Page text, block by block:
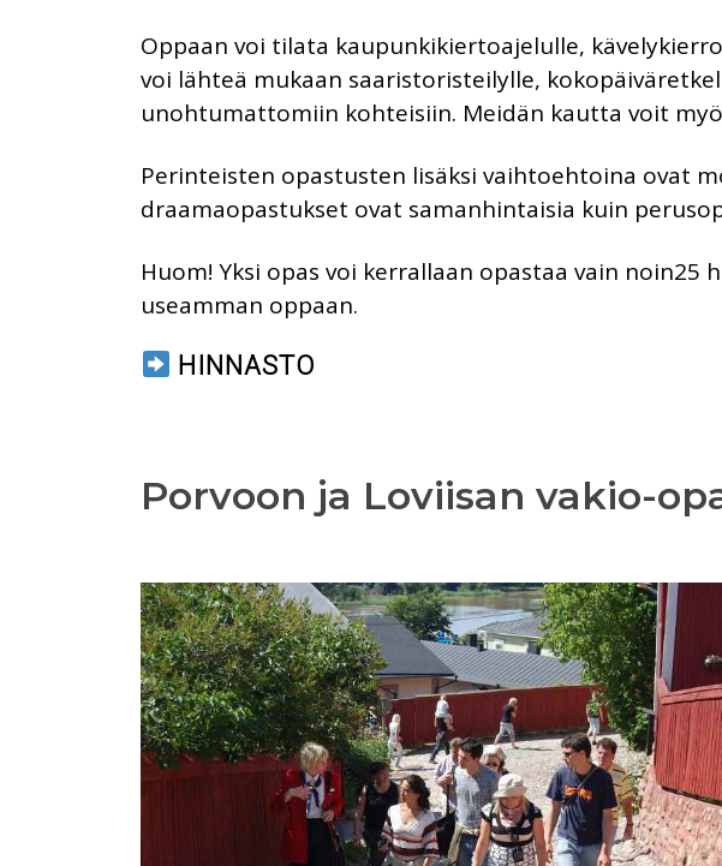
Oppaan voi tilata kaupunkikiertoajelulle,
voi lähteä mukaan saaristoristeilylle,
unohtumattomiin kohteisiin. Meidän kautta voit
Perinteisten opastusten lisäksi vaihtoehtoina ovat
draamaopastukset ovat samanhintaisia kuin
Huom! Yksi opas voi kerrallaan opastaa vain
useamman oppaan.
HINNASTO
Porvoon ja Loviisan vakio-